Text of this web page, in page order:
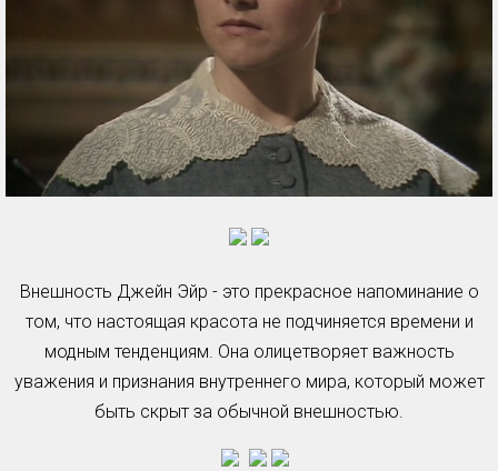
Внешность Джейн Эйр - это прекрасное напоминание о
том, что настоящая красота не подчиняется времени и
модным тенденциям. Она олицетворяет важность
уважения и признания внутреннего мира, который может
быть скрыт за обычной внешностью.